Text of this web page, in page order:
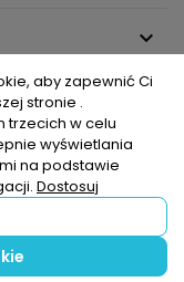


Wszelkie
aby zapewnić Ci
stronie .
trzecich w celu
wyświetlania
na podstawie
Dostosuj